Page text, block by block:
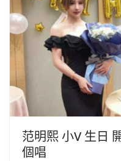
范明熙 小V 生日
個唱